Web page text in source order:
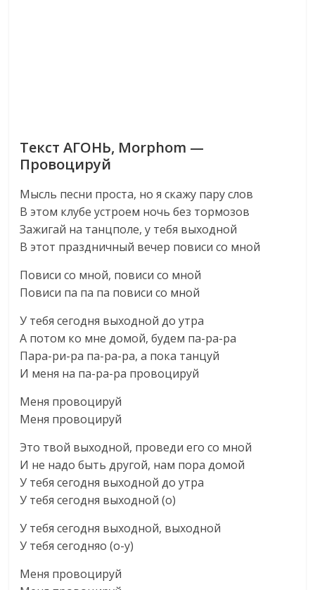
Текст АГОНЬ, Morphom —
Провоцируй
Мысль песни проста, но я скажу пару слов
В этом клубе устроем ночь без тормозов
Зажигай на танцполе, у тебя выходной
В этот праздничный вечер повиси со мной
Повиси со мной, повиси со мной
Повиси па па па повиси со мной
У тебя сегодня выходной до утра
А потом ко мне домой, будем па-ра-ра
Пара-ри-ра па-ра-ра, а пока танцуй
И меня на па-ра-ра провоцируй
Меня провоцируй
Меня провоцируй
Это твой выходной, проведи его со мной
И не надо быть другой, нам пора домой
У тебя сегодня выходной до утра
У тебя сегодня выходной (о)
У тебя сегодня выходной, выходной
У тебя сегодняо (о-у)
Меня провоцируй